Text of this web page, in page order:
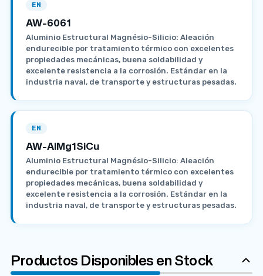
EN
AW-6061
Aluminio Estructural Magnésio-Silicio: Aleación
endurecible por tratamiento térmico con excelentes
propiedades mecánicas, buena soldabilidad y
excelente resistencia a la corrosión. Estándar en la
industria naval, de transporte y estructuras pesadas.
EN
AW-AlMg1SiCu
Aluminio Estructural Magnésio-Silicio: Aleación
endurecible por tratamiento térmico con excelentes
propiedades mecánicas, buena soldabilidad y
excelente resistencia a la corrosión. Estándar en la
industria naval, de transporte y estructuras pesadas.
Productos Disponibles en Stock